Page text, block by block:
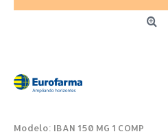
Modelo: IBAN 150 MG 1 COMP